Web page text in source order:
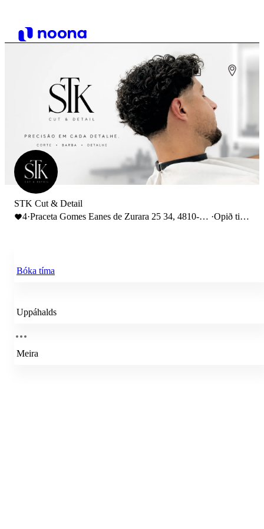
STK Cut & Detail
4·Praceta Gomes Eanes de Zurara 25 34, 4810-
·Opið til
Bóka tíma
Uppáhalds
Meira